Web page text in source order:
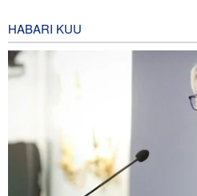
HABARI KUU